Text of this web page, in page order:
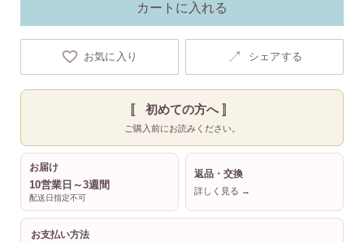
カートに入れる
お気に入り ↗ シェアする
〚 初めての方へ 〛
ご購入前にお読みください。
お届け
10営業日～3週間
配送日指定不可
返品・交換
詳しく見る →
お支払い方法